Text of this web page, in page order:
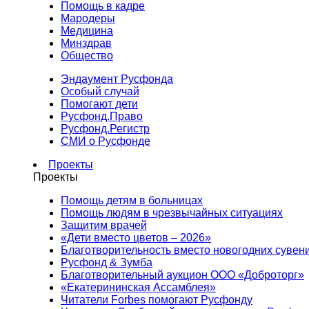
Помощь в кадре
Мародеры
Медицина
Минздрав
Общество
Эндаумент Русфонда
Особый случай
Помогают дети
Русфонд.Право
Русфонд.Регистр
СМИ о Русфонде
Проекты
Проекты
Помощь детям в больницах
Помощь людям в чрезвычайных ситуациях
Защитим врачей
«Дети вместо цветов – 2026»
Благотворительность вместо новогодних
Русфонд & Зумба
Благотворительный аукцион ООО «Доброторг»
«Екатерининская Ассамблея»
Читатели Forbes помогают Русфонду